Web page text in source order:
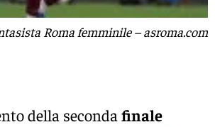
Roma femminile – asroma.com
della seconda finale